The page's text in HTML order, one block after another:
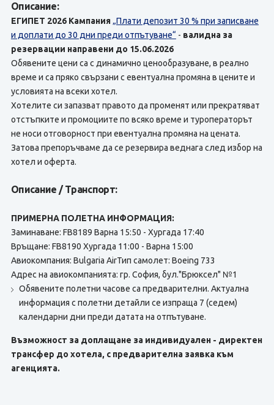
Описание:
ЕГИПЕТ 2026 Кампания „Плати депозит 30 % при записване
и доплати до 30 дни преди отпътуване“ - валидна за
резервации направени до 15.06.2026
Обявените цени са с динамично ценообразуване, в реално
време и са пряко свързани с евентуална промяна в цените и
условията на всеки хотел.
Хотелите си запазват правото да променят или прекратяват
отстъпките и промоциите по всяко време и туроператорът
не носи отговорност при евентуална промяна на цената.
Затова препоръчваме да се резервира веднага след избор на
хотел и оферта.
Описание / Транспорт:
ПРИМЕРНА ПОЛЕТНА ИНФОРМАЦИЯ:
Заминаване: FB8189 Варна 15:50 - Хургада 17:40
Връщане: FB8190 Хургада 11:00 - Варна 15:00
Авиокомпания: Bulgaria AirТип самолет: Boeing 733
Адрес на авиокомпанията: гр. София, бул."Брюксел" №1
Обявените полетни часове са предварителни. Актуална
информация с полетни детайли се изпраща 7 (седем)
календарни дни преди датата на отпътуване.
Възможност за доплащане за индивидуален - директен
трансфер до хотела, с предварителна заявка към
агенцията.